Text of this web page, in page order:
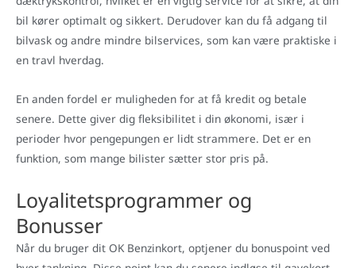
bil kører optimalt og sikkert. Derudover kan du få adgang til
bilvask og andre mindre bilservices, som kan være praktiske i
en travl hverdag.
En anden fordel er muligheden for at få kredit og betale
senere. Dette giver dig fleksibilitet i din økonomi, især i
perioder hvor pengepungen er lidt strammere. Det er en
funktion, som mange bilister sætter stor pris på.
Loyalitetsprogrammer og
Bonusser
Når du bruger dit OK Benzinkort, optjener du bonuspoint ved